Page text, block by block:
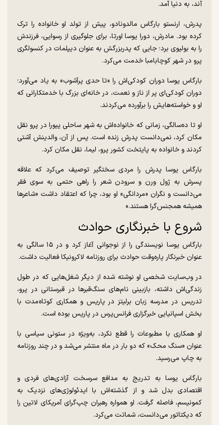
آند، به دنیا آمد.
پدرش، ارنستو بارگاس مالدونادو، پیش از تولد او خانواده را ترک
کرده بود. مادرش، دورا یوسا اورتا، برای جلوگیری از رسوایی، فرزندش
را به بولیوی برد؛ جایی که پدربزرگش به عنوان دیپلمات در کنسولگری
پرو در شهر کوچابامبا خدمت می‌کرد.
بارگاس یوسا دوران کودکی‌اش را «تا حدی پرآشوب» به یاد می‌آورد؛
دوران‌ کودکی‌ای پر از ناز و نعمت، در خانه‌ای بزرگ با خدمتکارانی که
او و خواسته‌هایش را برآورده می‌کردند.
او تا ده‌سالگی، زمانی که خانواده‌اش به شهر ساحلی پیورا در پرو نقل
مکان کرد، نمی‌دانست پدرش زنده است. پس از آن، والدینش آشتی
کردند و خانواده به پایتخت کشور پرو، لیما، نقل مکان کرد.
بارگاس یوسا پدرش را مردی سختگیر توصیف می‌کرد که علاقه‌
پسرش به ژول ورن و سرودن شعر را راهی حتمی به سوی فقر
می‌دانست و نگران «مردانگی» او بود، چرا که اعتقاد داشت «شاعرها
همیشه همجنس‌گرا هستند.»
شروع با خبرنگاری حوادث
بارگاس یوسا نویسندگی را از نوجوانی آغاز کرد و در ۱۵ سالگی به
عنوان خبرنگار پاره‌وقت حوادث برای روزنامه لاکرونیکا فعالیت داشت.
در وب‌سایت شخصی او نوشته شده از دیگر شغل‌هایی که در طول
زندگی‌اش داشته، بازبینی نام‌های سنگ‌قبرها در قبرستانی در پرو،
تدریس در مدرسه زبان برلیتز در پاریس و همکاری کوتاه‌مدت با
بخش اسپانیایی خبرگزاری فرانس‌پرس در پاریس بوده است.
او همکاری با مطبوعات را قطع نکرد، به‌ویژه در ستونی سیاسی با
عنوان «سنگ محک» که دو بار در ماه منتشر می‌شد و در چند روزنامه
به چاپ می‌رسید.
بارگاس یوسا به تدریج به مدافع سرسخت آزادی‌های فردی و
اقتصادی بدل شد و از گذشته‌اش با ایدئولوژی‌های نزدیک به
کمونیسم، فاصله گرفت. او همواره رهبران چپ‌گرای آمریکای لاتین را
که دیکتاتور می‌دانست، شماتت می‌کرد.